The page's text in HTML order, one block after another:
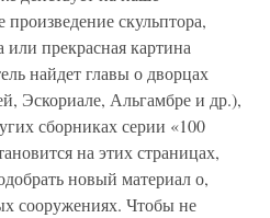
скульптора,
или прекрасная картина
найдет главы о дворцах
Эскориале, Альгамбре и др.),
сборниках серии «100
на этих страницах,
новый материал о,
сооружениях. Чтобы не